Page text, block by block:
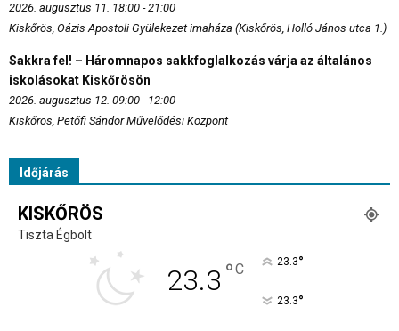
2026. augusztus 11. 18:00 - 21:00
Kiskőrös, Oázis Apostoli Gyülekezet imaháza (Kiskőrös, Holló János utca 1.)
Sakkra fel! – Háromnapos sakkfoglalkozás várja az általános
iskolásokat Kiskőrösön
2026. augusztus 12. 09:00 - 12:00
Kiskőrös, Petőfi Sándor Művelődési Központ
Időjárás
KISKŐRÖS
Tiszta Égbolt
23.3 °C 23.3°
23.3°